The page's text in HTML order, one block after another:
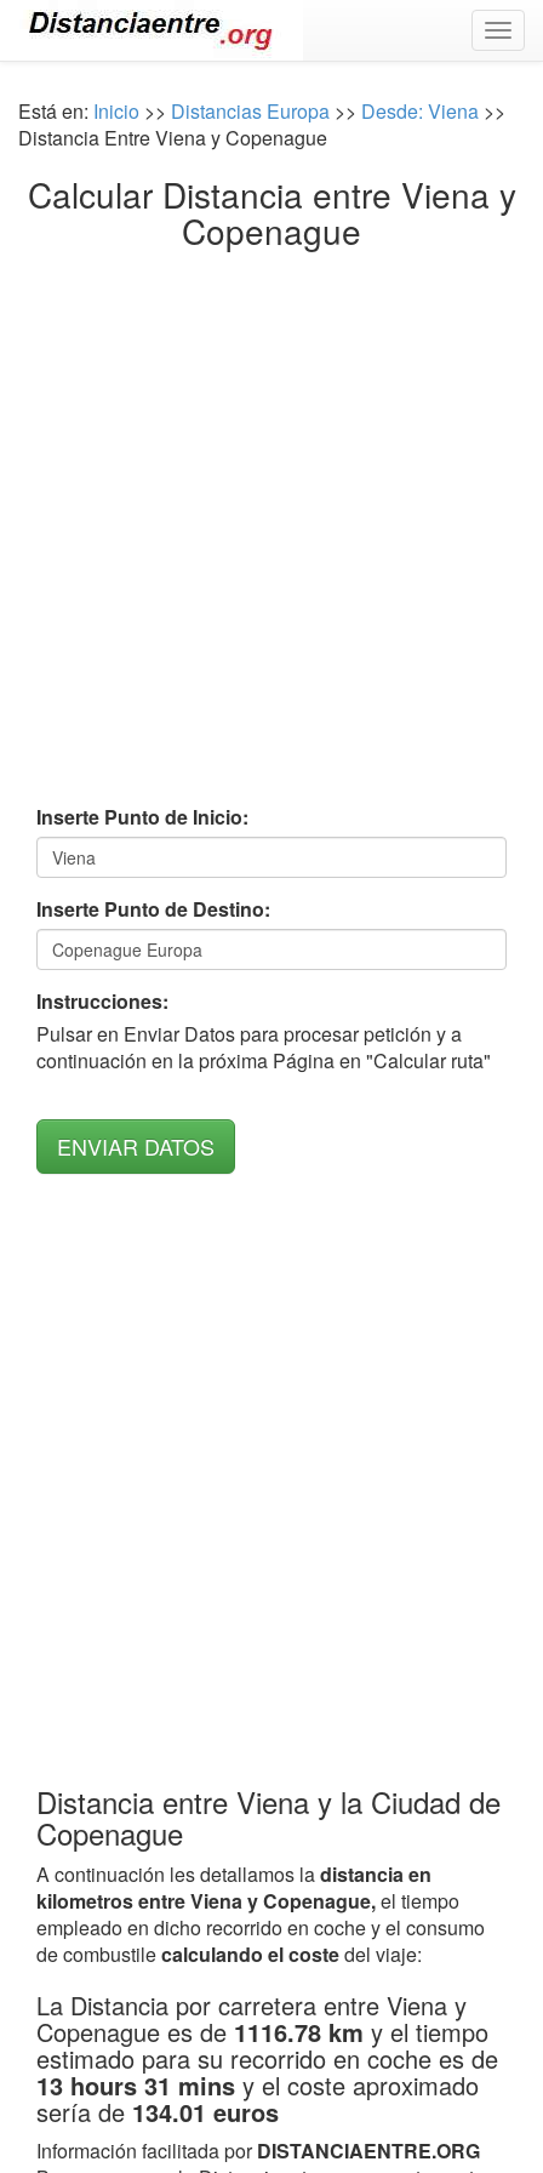
Está en: Inicio >> Distancias Europa >> Desde: Viena >>
Distancia Entre Viena y Copenague
Calcular Distancia entre Viena y
Copenague
Inserte Punto de Inicio:
Inserte Punto de Destino:
Instrucciones:
Pulsar en Enviar Datos para procesar petición y a
continuación en la próxima Página en "Calcular ruta"
Distancia entre Viena y la Ciudad de
Copenague
A continuación les detallamos ladistancia en
kilometros entre Viena y Copenague,el tiempo
empleado en dicho recorrido en coche y el consumo
de combustilecalculando el costedel viaje:
La Distancia por carretera entre Viena y
Copenague es de 1116.78 km y el tiempo
estimado para su recorrido en coche es de
13 hours 31 mins y el coste aproximado
sería de 134.01 euros
Información facilitada porDISTANCIAENTRE.ORG